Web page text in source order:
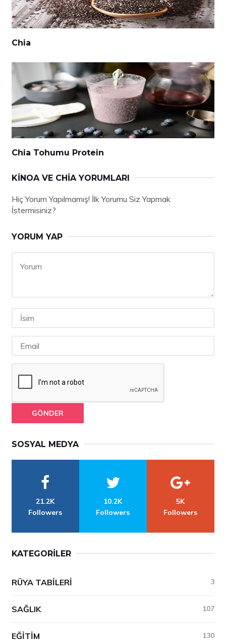
Chia
Chia Tohumu Protein
KINOA VE CHIA YORUMLARI
Hiç Yorum Yapılmamış! İlk Yorumu Siz Yapmak
İstermisiniz?
YORUM YAP
GÖNDER
SOSYAL MEDYA
21.2K
Followers
10.2K
Followers
5K
Followers
KATEGORILER
RÜYA TABILERI 3
SAĞLIK 107
EĞITIM 130